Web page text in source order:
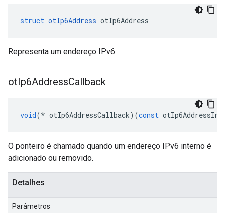
struct otIp6Address otIp6Address
Representa um endereço IPv6.
otIp6AddressCallback
void(* otIp6AddressCallback)(const
O ponteiro é chamado quando um endereço IPv6 interno é
adicionado ou removido.
Detalhes
Parâmetros